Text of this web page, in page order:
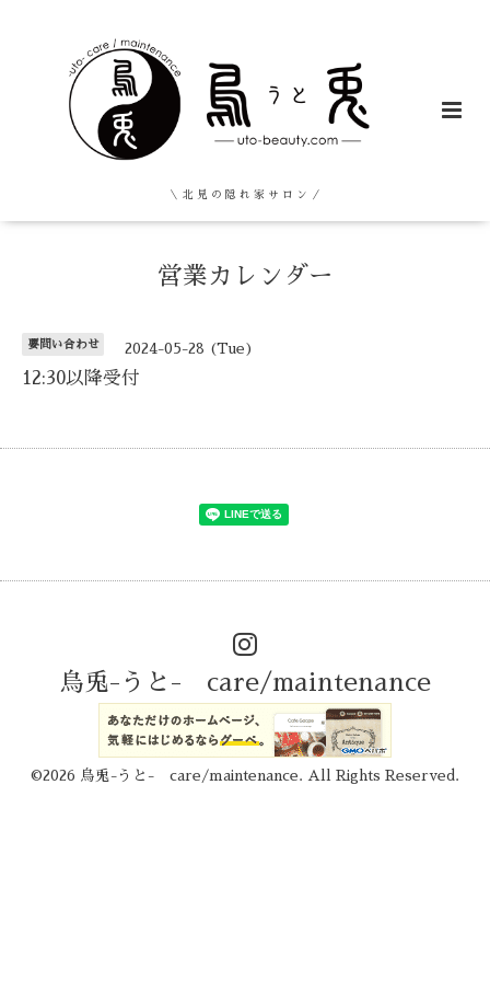
＼ 北 見 の 隠 れ 家 サ ロ ン ／
営業カレンダー
要問い合わせ 2024-05-28 (Tue)
12:30以降受付
烏兎-うと- care/maintenance
©2026 烏兎-うと- care/maintenance . All Rights Reserved.